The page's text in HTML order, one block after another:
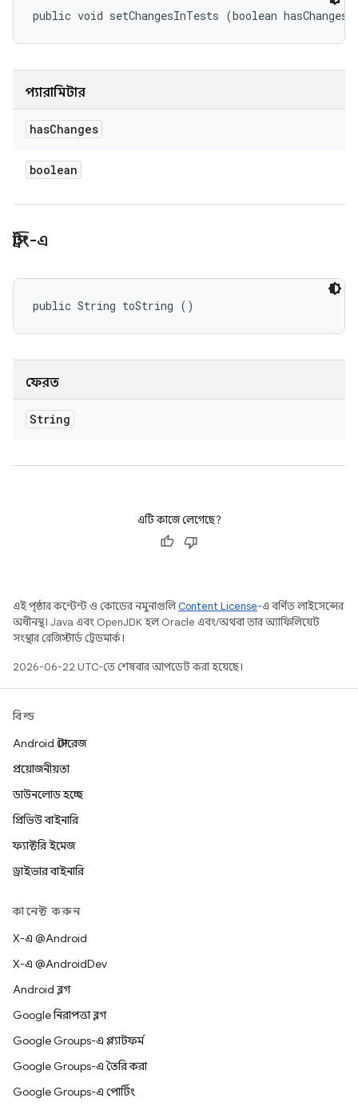
public void setChangesInTests (boolean hasChanges)
প্যারামিটার
hasChanges
boolean
স্ট্রিং-এ
public String toString ()
ফেরত
String
এটি কাজে লেগেছে?
এই পৃষ্ঠার কন্টেন্ট ও কোডের নমুনাগুলিContent License-এ বর্ণিত লাইসেন্সের
অধীনস্থ। Java এবং OpenJDK হল Oracle এবং/অথবা তার অ্যাফিলিয়েট
সংস্থার রেজিস্টার্ড ট্রেডমার্ক।
2026-06-22 UTC-তে শেষবার আপডেট করা হয়েছে।
বিল্ড
Android স্টোরেজ
প্রয়োজনীয়তা
ডাউনলোড হচ্ছে
প্রিভিউ বাইনারি
ফ্যাক্টরি ইমেজ
ড্রাইভার বাইনারি
কানেক্ট করুন
X-এ @Android
X-এ @AndroidDev
Android ব্লগ
Google নিরাপত্তা ব্লগ
Google Groups-এ প্ল্যাটফর্ম
Google Groups-এ তৈরি করা
Google Groups-এ পোর্টিং